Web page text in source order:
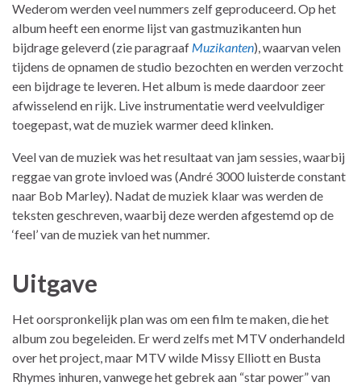
Wederom werden veel nummers zelf geproduceerd. Op het
album heeft een enorme lijst van gastmuzikanten hun
bijdrage geleverd (zie paragraaf Muzikanten), waarvan velen
tijdens de opnamen de studio bezochten en werden verzocht
een bijdrage te leveren. Het album is mede daardoor zeer
afwisselend en rijk. Live instrumentatie werd veelvuldiger
toegepast, wat de muziek warmer deed klinken.
Veel van de muziek was het resultaat van jam sessies, waarbij
reggae van grote invloed was (André 3000 luisterde constant
naar Bob Marley). Nadat de muziek klaar was werden de
teksten geschreven, waarbij deze werden afgestemd op de
‘feel’ van de muziek van het nummer.
Uitgave
Het oorspronkelijk plan was om een film te maken, die het
album zou begeleiden. Er werd zelfs met MTV onderhandeld
over het project, maar MTV wilde Missy Elliott en Busta
Rhymes inhuren, vanwege het gebrek aan “star power” van